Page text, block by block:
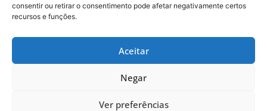
consentir ou retirar o consentimento pode afetar negativamente certos
recursos e funções.
Aceitar
Negar
Ver preferências